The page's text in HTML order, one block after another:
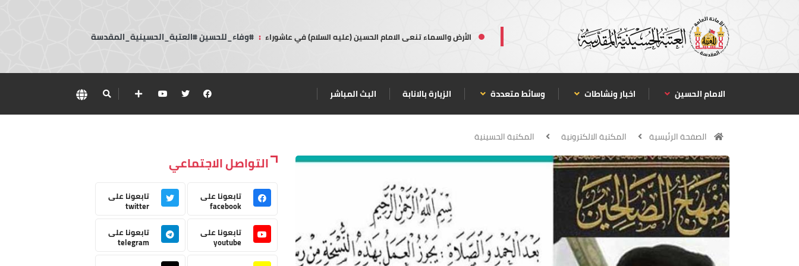
الأرض والسماء تنعى الامام الحسين (عليه السلام) في عاشوراء : #وفاء_للحسين #العتبة_الحسينية_المقدسة
الامام الحسين اخبار ونشاطات وسائط متعددة الزيارة بالانابة البث المباشر
الصفحة الرئيسية المكتبة الالكترونية المكتبة الحسينية
التواصل الاجتماعي
تابعونا على
facebook
تابعونا على
twitter
تابعونا على
youtube
تابعونا على
telegram